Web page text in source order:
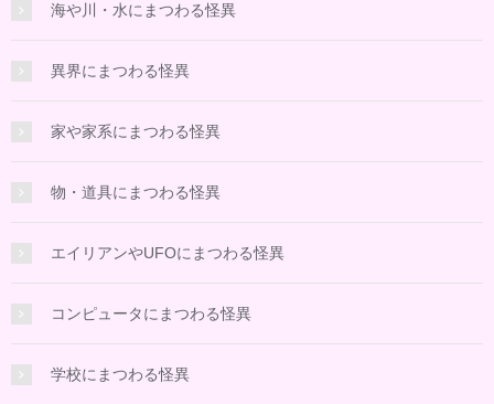
海や川・水にまつわる怪異
異界にまつわる怪異
家や家系にまつわる怪異
物・道具にまつわる怪異
エイリアンやUFOにまつわる怪異
コンピュータにまつわる怪異
学校にまつわる怪異